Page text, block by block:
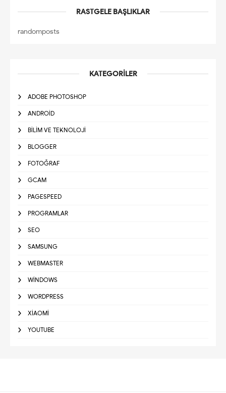
RASTGELE BAŞLIKLAR
randomposts
KATEGORILER
ADOBE PHOTOSHOP
ANDROID
BILIM VE TEKNOLOJI
BLOGGER
FOTOĞRAF
GCAM
PAGESPEED
PROGRAMLAR
SEO
SAMSUNG
WEBMASTER
WINDOWS
WORDPRESS
XIAOMI
YOUTUBE